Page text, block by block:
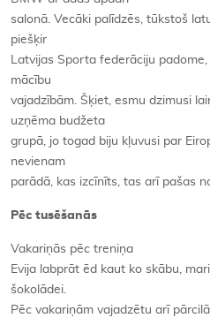
salonā. Vecāki palīdzēs, tūkstoš
piešķir
Latvijas Sporta federāciju
mācību
vajadzībām. Šķiet, esmu dzimusi
uzņēma budžeta
grupā, jo togad biju kļuvusi par
nevienam
parādā, kas izcīnīts, tas arī pašas
Pēc tusēšanās
Vakariņās pēc treniņa
Evija labprāt ēd kaut ko skābu,
šokolādei.
Pēc vakariņām vajadzētu arī